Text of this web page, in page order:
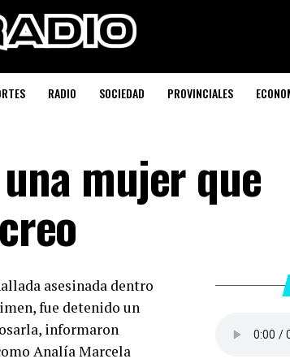
RADIO SOCIEDAD PROVINCIALES
mujer que
asesinada dentro
fue detenido un
informaron
Analía Marcela